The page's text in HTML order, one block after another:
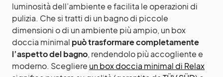
luminosità dell’ambiente e facilita le operazioni di
pulizia. Che si tratti di un bagno di piccole
dimensioni o di un ambiente più ampio, un box
doccia minimal può trasformare completamente
l’aspetto del bagno, rendendolo più accogliente e
moderno. Scegliere un box doccia minimal di Relax